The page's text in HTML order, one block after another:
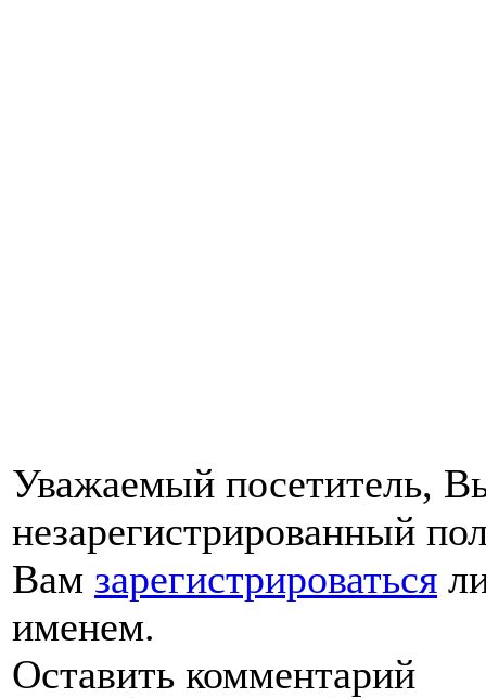
Уважаемый посетитель,
незарегистрированный
Вам зарегистрироваться
именем.
Оставить комментарий